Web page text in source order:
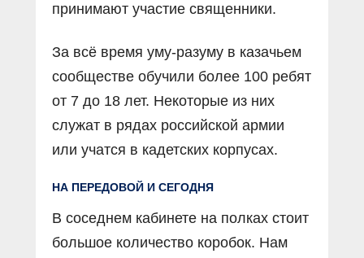
принимают участие священники.
За всё время уму-разуму в казачьем
сообществе обучили более 100 ребят
от 7 до 18 лет. Некоторые из них
служат в рядах российской армии
или учатся в кадетских корпусах.
НА ПЕРЕДОВОЙ И СЕГОДНЯ
В соседнем кабинете на полках стоит
большое количество коробок. Нам